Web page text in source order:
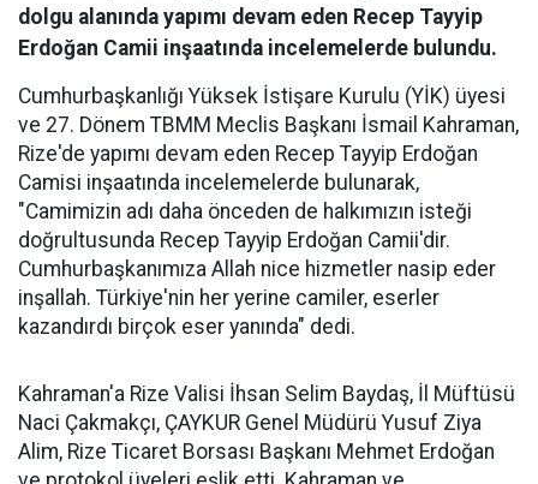
dolgu alanında yapımı devam eden Recep Tayyip
Erdoğan Camii inşaatında incelemelerde bulundu.
Cumhurbaşkanlığı Yüksek İstişare Kurulu (YİK) üyesi
ve 27. Dönem TBMM Meclis Başkanı İsmail Kahraman,
Rize'de yapımı devam eden Recep Tayyip Erdoğan
Camisi inşaatında incelemelerde bulunarak,
"Camimizin adı daha önceden de halkımızın isteği
doğrultusunda Recep Tayyip Erdoğan Camii'dir.
Cumhurbaşkanımıza Allah nice hizmetler nasip eder
inşallah. Türkiye'nin her yerine camiler, eserler
kazandırdı birçok eser yanında" dedi.
Kahraman'a Rize Valisi İhsan Selim Baydaş, İl Müftüsü
Naci Çakmakçı, ÇAYKUR Genel Müdürü Yusuf Ziya
Alim, Rize Ticaret Borsası Başkanı Mehmet Erdoğan